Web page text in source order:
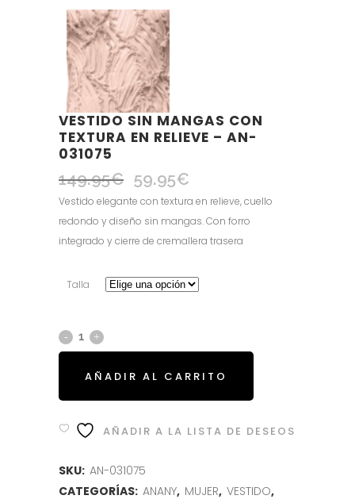
VESTIDO SIN MANGAS CON
TEXTURA EN RELIEVE – AN-
031075
149.95€
El
precio
original
era:
59.95€
precio
actual
es:
Vestido elegante con textura en relieve, cuello
redondo y diseño sin mangas. Con forro
integrado y cierre de cremallera trasera
Talla
AÑADIR AL CARRITO
AÑADIR A LA LISTA DE DESEOS
SKU: AN-031075
CATEGORÍAS: ANANY, MUJER, VESTIDO,